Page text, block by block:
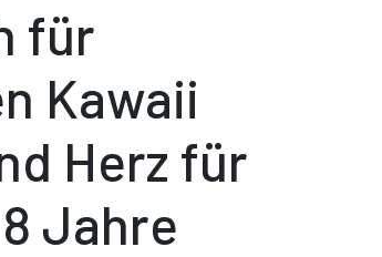
für
Kawaii
Herz für
Jahre